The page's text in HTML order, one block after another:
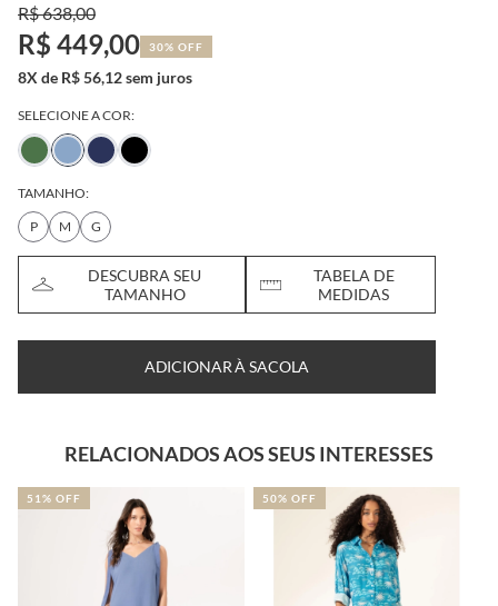
R$ 638,00
R$ 449,00 30% OFF
8X de R$ 56,12 sem juros
SELECIONE A COR:
TAMANHO:
P
M G
DESCUBRA SEU
TAMANHO
TABELA DE
MEDIDAS
ADICIONAR À SACOLA
RELACIONADOS AOS SEUS INTERESSES
51% OFF 50% OFF